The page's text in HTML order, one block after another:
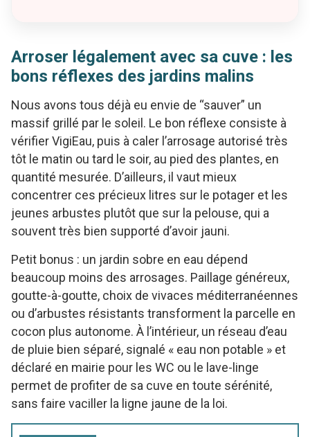
Arroser légalement avec sa cuve : les
bons réflexes des jardins malins
Nous avons tous déjà eu envie de “sauver” un
massif grillé par le soleil. Le bon réflexe consiste à
vérifier VigiEau, puis à caler l’arrosage autorisé très
tôt le matin ou tard le soir, au pied des plantes, en
quantité mesurée. D’ailleurs, il vaut mieux
concentrer ces précieux litres sur le potager et les
jeunes arbustes plutôt que sur la pelouse, qui a
souvent très bien supporté d’avoir jauni.
Petit bonus : un jardin sobre en eau dépend
beaucoup moins des arrosages. Paillage généreux,
goutte-à-goutte, choix de vivaces méditerranéennes
ou d’arbustes résistants transforment la parcelle en
cocon plus autonome. À l’intérieur, un réseau d’eau
de pluie bien séparé, signalé « eau non potable » et
déclaré en mairie pour les WC ou le lave-linge
permet de profiter de sa cuve en toute sérénité,
sans faire vaciller la ligne jaune de la loi.